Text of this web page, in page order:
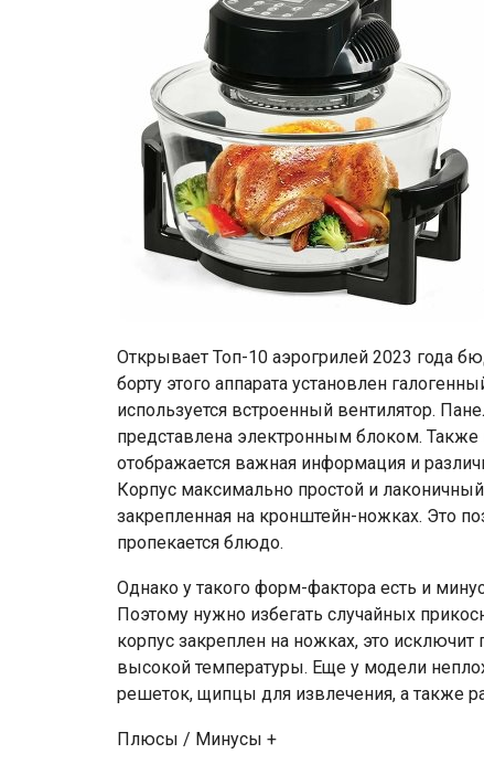
Открывает Топ-10 аэрогрилей 2023 года
борту этого аппарата установлен
используется встроенный вентилятор.
представлена электронным блоком.
отображается важная информация и
Корпус максимально простой и
закрепленная на кронштейн-ножках. Это
пропекается блюдо.
Однако у такого форм-фактора есть и
Поэтому нужно избегать случайных
корпус закреплен на ножках, это
высокой температуры. Еще у модели
решеток, щипцы для извлечения, а также
Плюсы / Минусы +